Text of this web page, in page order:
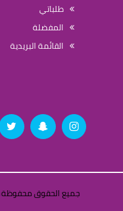
طلباتي
المفضلة
القائمة البريدية
جميع الحقوق محفوظة